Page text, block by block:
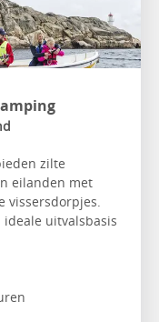
zilte
eilanden met
vissersdorpjes.
ideale uitvalsbasis